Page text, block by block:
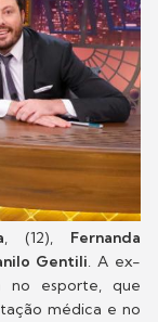
, (12), Fernanda
Gentili. A ex-
no esporte, que
médica e no